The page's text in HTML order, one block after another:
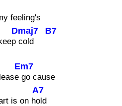
feeling's
Dmaj7
cold
B7
Em7
go cause
is on h
A7
old